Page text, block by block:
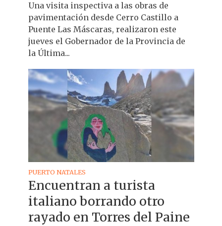
Una visita inspectiva a las obras de
pavimentación desde Cerro Castillo a
Puente Las Máscaras, realizaron este
jueves el Gobernador de la Provincia de
la Última...
PUERTO NATALES
Encuentran a turista
italiano borrando otro
rayado en Torres del Paine